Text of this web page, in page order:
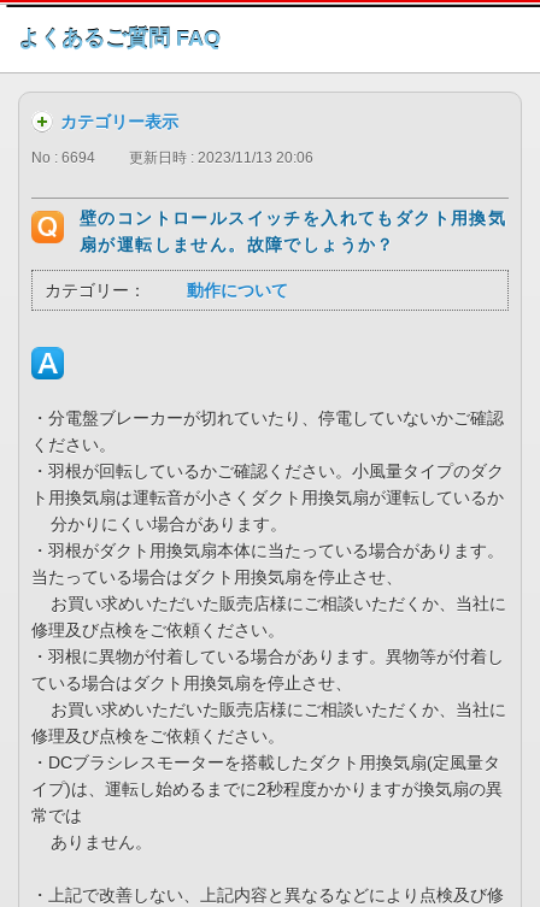
このページの本文へ
よくあるご質問 FAQ
カテゴリー表示
No : 6694 更新日時 : 2023/11/13 20:06
壁のコントロールスイッチを入れてもダクト用換気
扇が運転しません。故障でしょうか？
カテゴリー： 動作について
・分電盤ブレーカーが切れていたり、停電していないかご確認
ください。
・羽根が回転しているかご確認ください。小風量タイプのダク
ト用換気扇は運転音が小さくダクト用換気扇が運転しているか
分かりにくい場合があります。
・羽根がダクト用換気扇本体に当たっている場合があります。
当たっている場合はダクト用換気扇を停止させ、
お買い求めいただいた販売店様にご相談いただくか、当社に
修理及び点検をご依頼ください。
・羽根に異物が付着している場合があります。異物等が付着し
ている場合はダクト用換気扇を停止させ、
お買い求めいただいた販売店様にご相談いただくか、当社に
修理及び点検をご依頼ください。
・DCブラシレスモーターを搭載したダクト用換気扇(定風量タ
イプ)は、運転し始めるまでに2秒程度かかりますが換気扇の異
常では
ありません。
・上記で改善しない、上記内容と異なるなどにより点検及び修